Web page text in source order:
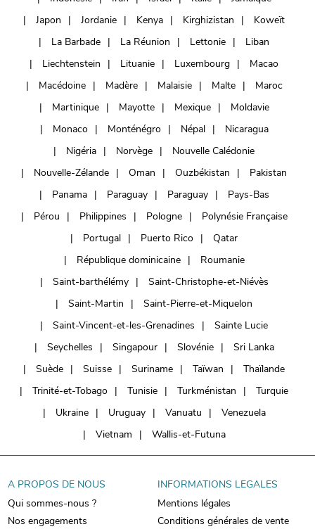
Japon
Jordanie Kenya Kirghizistan
Koweït
La Barbade
La Réunion Lettonie
Liban
Liechtenstein
Lituanie Luxembourg
Macao
Macédoine
Madère Malaisie Malte
Maroc
Martinique
Mayotte Mexique
Moldavie
Monaco
Monténégro Népal
Nicaragua
Nigéria
Norvège
Nouvelle Calédonie
Nouvelle-Zélande
Oman Ouzbékistan
Pakistan
Panama
Paraguay Paraguay
Pays-Bas
Pérou
Philippines Pologne
Polynésie Française
Portugal
Puerto Rico
Qatar
République dominicaine
Roumanie
Saint-barthélémy
Saint-Christophe-et-Niévès
Saint-Martin
Saint-Pierre-et-Miquelon
Saint-Vincent-et-les-Grenadines
Sainte Lucie
Seychelles
Singapour Slovénie
Sri Lanka
Suède
Suisse Suriname Taïwan
Thaïlande
Trinité-et-Tobago
Tunisie Turkménistan
Turquie
Ukraine
Uruguay Vanuatu
Venezuela
Vietnam
Wallis-et-Futuna
A PROPOS DE NOUS
Qui sommes-nous ?
Nos engagements
INFORMATIONS LEGALES
Mentions légales
Conditions générales de vente